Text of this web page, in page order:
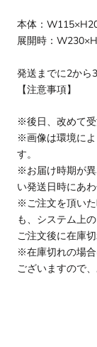
本体：
展開時：
発送までに2から
【注意事項】
※後日、改めて受
※画像は環境に
す。
※お届け時期が
い発送日時にあ
※ご注文を頂い
も、システム上
ご注文後に在庫
※在庫切れの場
ございますので